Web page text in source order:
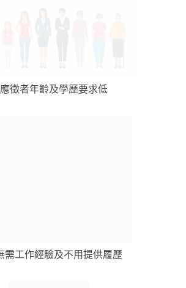
徵者年齡及學歷要求低
需工作經驗及不用提供履歷